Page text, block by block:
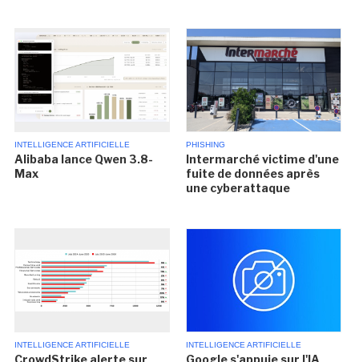
INTELLIGENCE ARTIFICIELLE
Alibaba lance Qwen 3.8-
Max
PHISHING
Intermarché victime d'une
fuite de données après
une cyberattaque
INTELLIGENCE ARTIFICIELLE INTELLIGENCE ARTIFICIELLE